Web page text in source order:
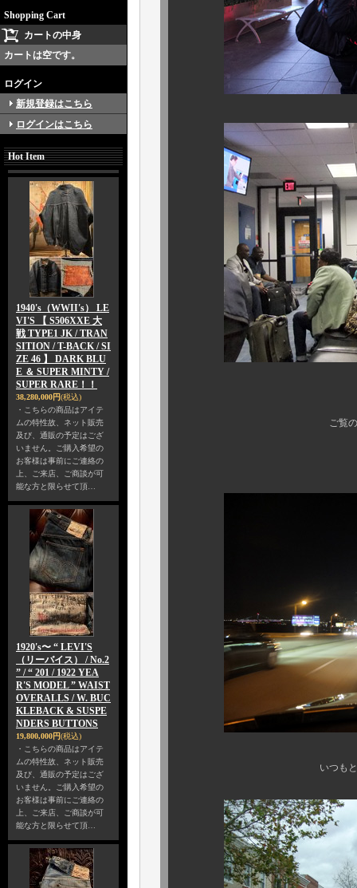
Shopping Cart
カートの中身
カートは空です。
ログイン
新規登録はこちら
ログインはこちら
Hot Item
1940's（WWII's） LE
VI'S 【 S506XXE 大
戦 TYPE1 JK / TRAN
SITION / T-BACK / SI
ZE 46 】 DARK BLU
E ＆ SUPER MINTY /
SUPER RARE！！
38,280,000円(税込)
・こちらの商品はアイテ
ムの特性故、ネット販売
及び、通販の予定はござ
いません。ご購入希望の
お客様は事前にご連絡の
上、ご来店、ご商談が可
能な方と限らせて頂…
1920's〜 “ LEVI'S
（リーバイス） / No.2
” / “ 201 / 1922 YEA
R'S MODEL ” WAIST
OVERALLS / W. BUC
KLEBACK & SUSPE
NDERS BUTTONS
19,800,000円(税込)
・こちらの商品はアイテ
ムの特性故、ネット販売
及び、通販の予定はござ
いません。ご購入希望の
お客様は事前にご連絡の
上、ご来店、ご商談が可
能な方と限らせて頂…
ご覧の通り、ゲートの
いつもとは違う、短期決